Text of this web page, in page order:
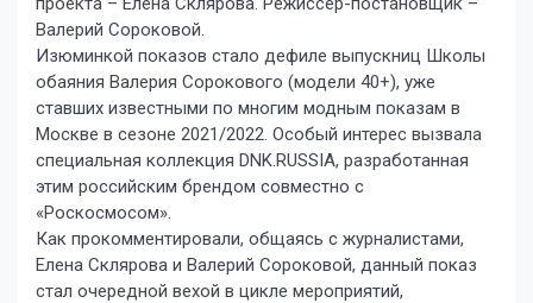
Валерий Сороковой.
Изюминкой показов стало дефиле выпускниц Школы
обаяния Валерия Сорокового (модели 40+), уже
ставших известными по многим модным показам в
Москве в сезоне 2021/2022. Особый интерес вызвала
специальная коллекция DNK.RUSSIA, разработанная
этим российским брендом совместно с
«Роскосмосом».
Как прокомментировали, общаясь с журналистами,
Елена Склярова и Валерий Сороковой, данный показ
стал очередной вехой в цикле мероприятий,